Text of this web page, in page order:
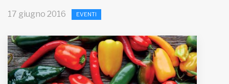
HOME
MUNICIPI
17 giugno 2016 EVENTI